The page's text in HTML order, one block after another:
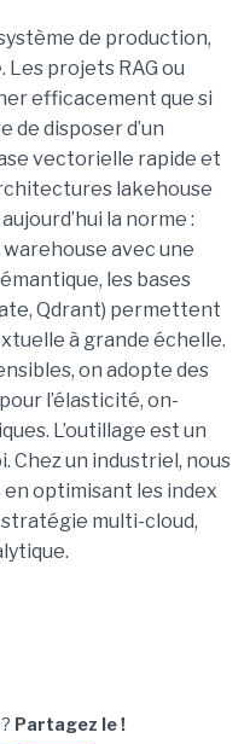
de production,
Les projets RAG ou
efficacement que si
de disposer d’un
vectorielle rapide et
lakehouse
la norme :
avec une
les bases
Qdrant) permettent
à grande échelle.
on adopte des
l’élasticité, on-
L’outillage est un
Chez un industriel, nous
optimisant les index
multi-cloud,
Partagez le !